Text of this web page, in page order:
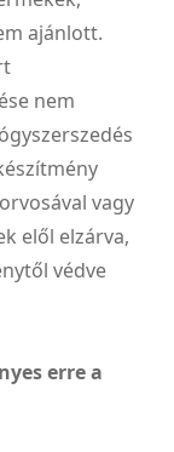
ajánlott.
nem
vagy
elől elzárva,
védve
erre a